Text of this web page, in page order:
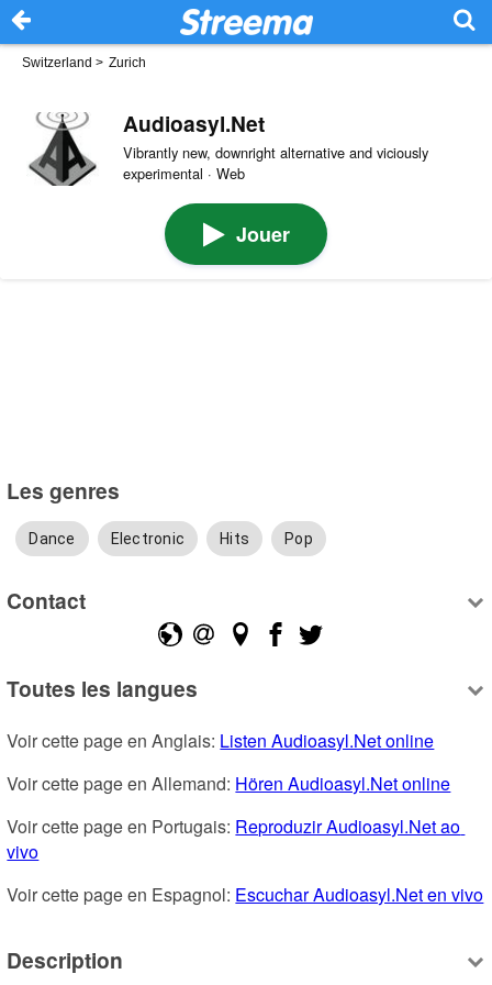
Switzerland > Zurich
Audioasyl.Net
Vibrantly new, downright alternative and viciously
experimental · Web
Jouer
Les genres
Dance Electronic Hits Pop
Contact
Toutes les langues
Voir cette page en Anglais: Listen Audioasyl.Net online
Voir cette page en Allemand: Hören Audioasyl.Net online
Voir cette page en Portugais: Reproduzir Audioasyl.Net ao
vivo
Voir cette page en Espagnol: Escuchar Audioasyl.Net en vivo
Description